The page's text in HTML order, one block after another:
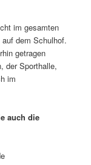
im gesamten
dem Schulhof.
getragen
der Sporthalle,
im
auch die